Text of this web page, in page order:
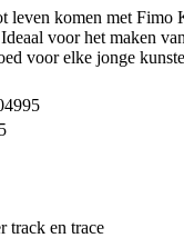
leven komen met
voor het maken
voor elke jonge
track en trace